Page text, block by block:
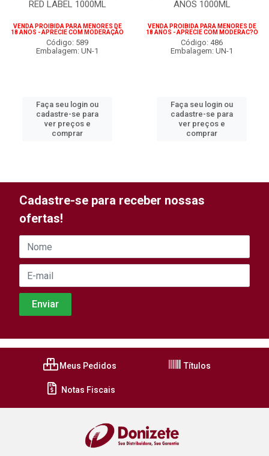
RED LABEL 1000ML
VENDA PROIBIDA PARA MENORES DE
18 ANOS - APRECIE COM MODERAÇÃO
Código: 589
Embalagem: UN-1
Faça seu login ou
cadastre-se para
ver preços e
comprar
ANOS 1000ML
VENDA PROIBIDA PARA MENORES DE
18 ANOS - APRECIE COM MODERAC?O
Código: 486
Embalagem: UN-1
Faça seu login ou
cadastre-se para
ver preços e
comprar
Cadastre-se para receber nossas
ofertas!
Meus Pedidos Títulos
Notas Fiscais